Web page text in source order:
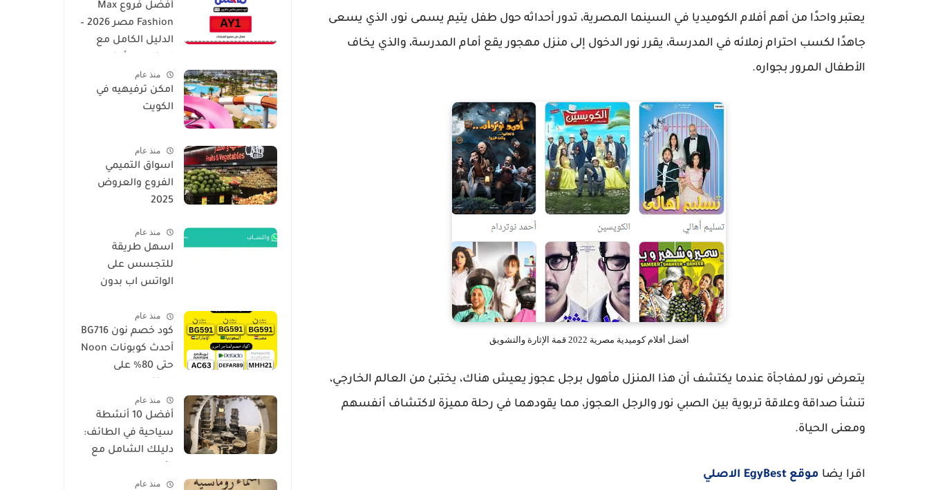
يعتبر واحدًا من أهم أفلام الكوميديا في السينما المصرية، تدور أحداثه حول طفل يتيم يسمى نور، الذي يسعى
جاهدًا لكسب احترام زملائه في المدرسة، يقرر نور الدخول إلى منزل مهجور يقع أمام المدرسة، والذي يخاف
الأطفال المرور بجواره.
أفضل أفلام كوميدية مصرية 2022 قمة الإثارة والتشويق
يتعرض نور لمفاجأة عندما يكتشف أن هذا المنزل مأهول برجل عجوز يعيش هناك، يختبئ من العالم الخارجي،
تنشأ صداقة وعلاقة تربوية بين الصبي نور والرجل العجوز، مما يقودهما في رحلة مميزة لاكتشاف أنفسهم
ومعنى الحياة.
اقرا يضا موقع EgyBest الاصلي
أفضل فروع Max
Fashion مصر 2026 –
الدليل الكامل مع
العمل
منذ عام
امكن ترفيهيه في
الكويت
منذ عام
اسواق التميمي
الفروع والعروض
2025
منذ عام
اسهل طريقة
للتجسس على
الواتس اب بدون
الجوال الهاتف 2026
منذ عام
كود خصم نون BG716
أحدث كوبونات Noon
حتى 80% على
منذ عام
أفضل 10 أنشطة
سياحية في الطائف:
دليلك الشامل مع
منذ عام